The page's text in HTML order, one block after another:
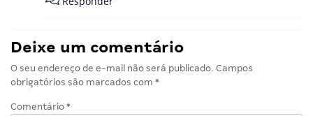
Deixe um comentário
O seu endereço de e-mail não será publicado. Campos
obrigatórios são marcados com *
Comentário *